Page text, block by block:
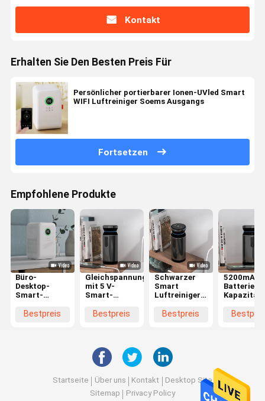
Kontakt
Erhalten Sie Den Besten Preis Für
Persönlicher portierbarer Ionen-UVled Smart
WIFI Luftreiniger Soems Ausgangs
Fortsetzen
Empfohlene Produkte
Büro-
Desktop-
Smart-
mit Anion-
Bestpreis
Gleichspannungsluftreiniger
mit 5 V-
Smart-
Bestpreis
Schwarzer
Smart
Luftreiniger
Formaldehyd
Bestpreis
5200mAh
Batterie
Kapazität
Smart
Startseite Über uns Kontakt
Desktop Site
Sitemap
Privacy Policy